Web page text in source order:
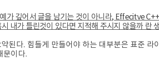
가 깊어서 글을 남기는 것이 아니라, Effecitve
내가 틀린것이 있다면 지적해 주시지 않을까 란
된다. 힘들게 만들어야 하는 대부분은 표준
문이다.